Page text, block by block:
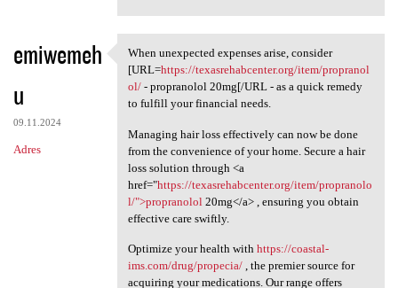
emiwemeh
u
09.11.2024
Adres
When unexpected expenses
When unexpected expenses arise, consider
[URL=https://texasrehabcenter.org/item/propranol
ol/- propranolol 20mg[/URL - as a quick remedy
to fulfill your financial needs.
Managing hair loss effectively can now be done
from the convenience of your home. Secure a hair
loss solution through <a
href="https://texasrehabcenter.org/item/propranolo
l/">propranolol 20mg</a> , ensuring you obtain
effective care swiftly.
Optimize your health with https://coastal-
ims.com/drug/propecia/, the premier source for
acquiring your medications. Our range offers